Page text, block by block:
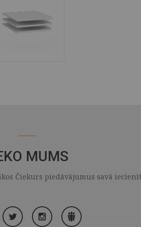
MUMS
Čiekurs piedāvājumus savā